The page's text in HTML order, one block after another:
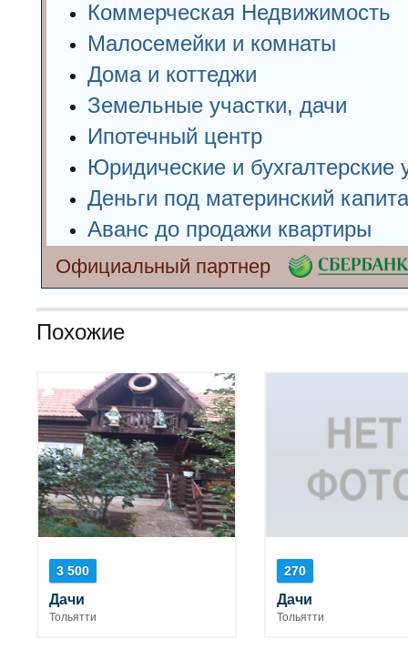
Коммерческая Недвижимость
Малосемейки и комнаты
Дома и коттеджи
Земельные участки, дачи
Ипотечный центр
Юридические и бухгалтерские
Деньги под материнский
Аванс до продажи квартиры
Официальный партнер
Похожие
3 500
Дачи
Тольятти
270
Дачи
Тольятти